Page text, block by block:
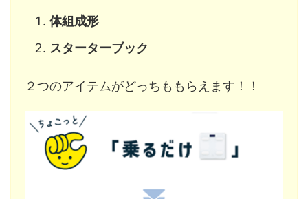
体組成形
スターターブック
２つのアイテムがどっちももらえます！！